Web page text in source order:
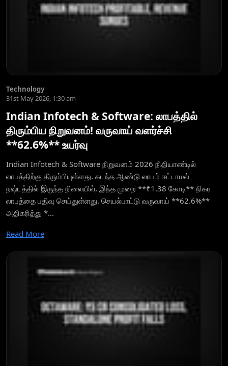
Technology
31st May 2026, 1:30 am
Indian Infotech & Software: லாபத்தில்
திரும்பிய நிறுவனம்! வருவாய் வளர்ச்சி
**62.6%** உயர்வு
Indian Infotech & Software நிறுவனம் 2026 நிதியாண்டில்
லாபத்திற்கு திரும்பியுள்ளது. கடந்த ஆண்டு லாபம் ஈட்டாமல்
நஷ்டத்தில் இருந்த நிலையில், இந்த முறை **₹1.38 கோடி** நிகர
லாபத்தை பதிவு செய்துள்ளது. செயல்பாட்டு வருவாய் **62.6%**
அதிகரித்து *...
Read More